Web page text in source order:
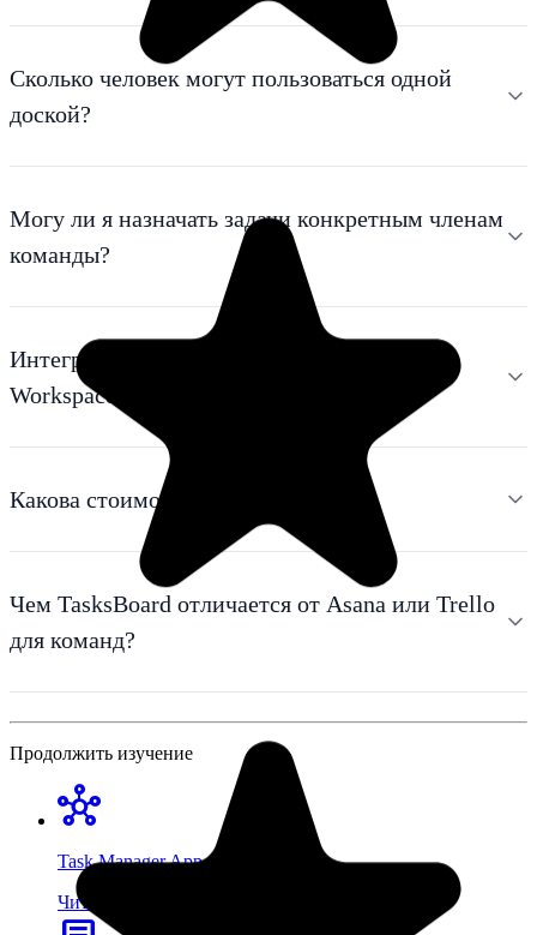
Сколько человек могут пользоваться одной
доской?
Могу ли я назначать задачи конкретным членам
команды?
Интегрируется ли TasksBoard с Google
Workspace?
Какова стоимость для команд?
Чем TasksBoard отличается от Asana или Trello
для команд?
Продолжить изучение
hub
Task Manager App
Читать далее